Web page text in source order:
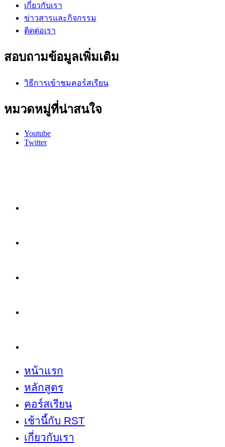
เกี่ยวกับเรา
ข่าวสารและกิจกรรม
ติดต่อเรา
สอบถามข้อมูลเพิ่มเติม
วิธีการเข้าชมคอร์สเรียน
หมวดหมู่ที่น่าสนใจ
Youtube
Twitter
หน้าแรก
หลักสูตร
คอร์สเรียน
เช้านี้กับ RST
เกี่ยวกับเรา